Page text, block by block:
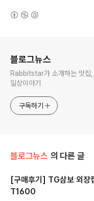
블로그뉴스
Rabbitstar가 소개하는 맛집
일상이야기
구독하기
블로그뉴스 의 다른 글
[구매후기] TG삼보 외
T1600